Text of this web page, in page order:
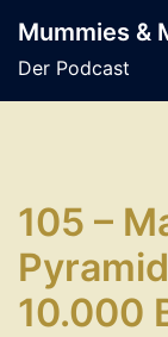
Inhalt
springen
Mummies &
Der Podcast
105 –
10.000